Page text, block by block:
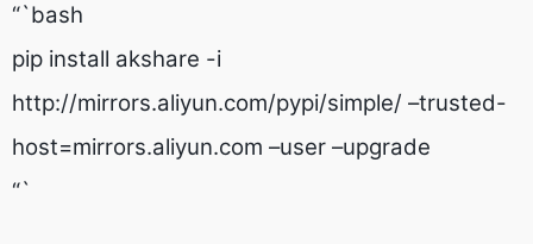
“`bash
pip install akshare -i
http://mirrors.aliyun.com/pypi/simple/ –trusted-
host=mirrors.aliyun.com –user –upgrade
“`